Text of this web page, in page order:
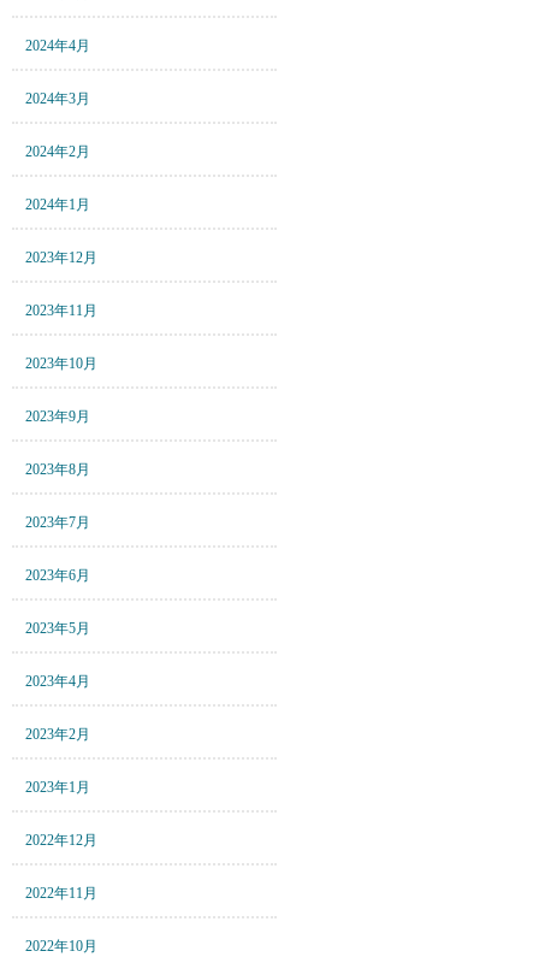
2024年4月
2024年3月
2024年2月
2024年1月
2023年12月
2023年11月
2023年10月
2023年9月
2023年8月
2023年7月
2023年6月
2023年5月
2023年4月
2023年2月
2023年1月
2022年12月
2022年11月
2022年10月